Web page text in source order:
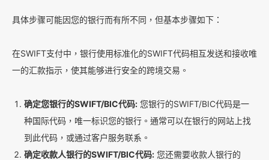
具体步骤可能因您的银行而有所不同，但基本步骤如下：
在SWIFT支付中，银行使用标准化的SWIFT代码相互发送和接收唯
一的汇款指示，使其能够进行安全的跨境交易。
确定您银行的SWIFT/BIC代码: 您银行的SWIFT/BIC代码是一
种国际代码，唯一标识您的银行。通常可以在银行的网站上找
到此代码，或通过客户服务联系。
确定收款人银行的SWIFT/BIC代码: 您还需要收款人银行的